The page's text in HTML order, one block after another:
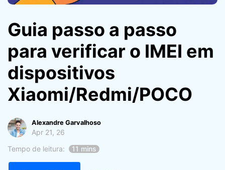
Ver Todos Os Aplicativos
Gerenciador de dados
Reparar Celular
Proteção do celular
Encontre Mais Soluções
Guia passo a passo
para verificar o IMEI em
dispositivos
Xiaomi/Redmi/POCO
Alexandre Garvalhoso
Apr 21, 26
Tempo de leitura:
11 mins